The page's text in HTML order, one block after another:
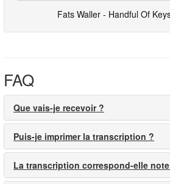
Fats Waller - Handful Of
FAQ
Que vais-je recevoir ?
Puis-je imprimer la transcription ?
La transcription correspond-elle